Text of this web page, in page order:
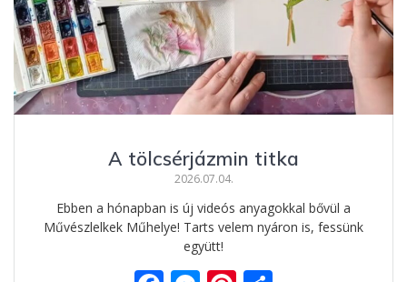
A tölcsérjázmin titka
2026.07.04.
Ebben a hónapban is új videós anyagokkal bővül a
Művészlelkek Műhelye! Tarts velem nyáron is, fessünk
együtt!